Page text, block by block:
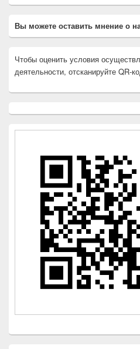
Вы можете оставить мнение о
Чтобы оценить условия
деятельности, отсканируйте QR-